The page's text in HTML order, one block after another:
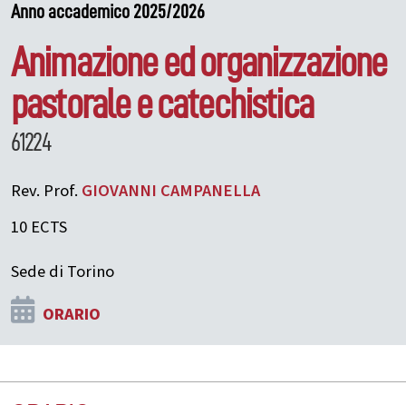
Anno accademico 2025/2026
Animazione ed organizzazione
pastorale e catechistica
61224
Rev. Prof. GIOVANNI CAMPANELLA
10 ECTS
Sede di Torino
ORARIO